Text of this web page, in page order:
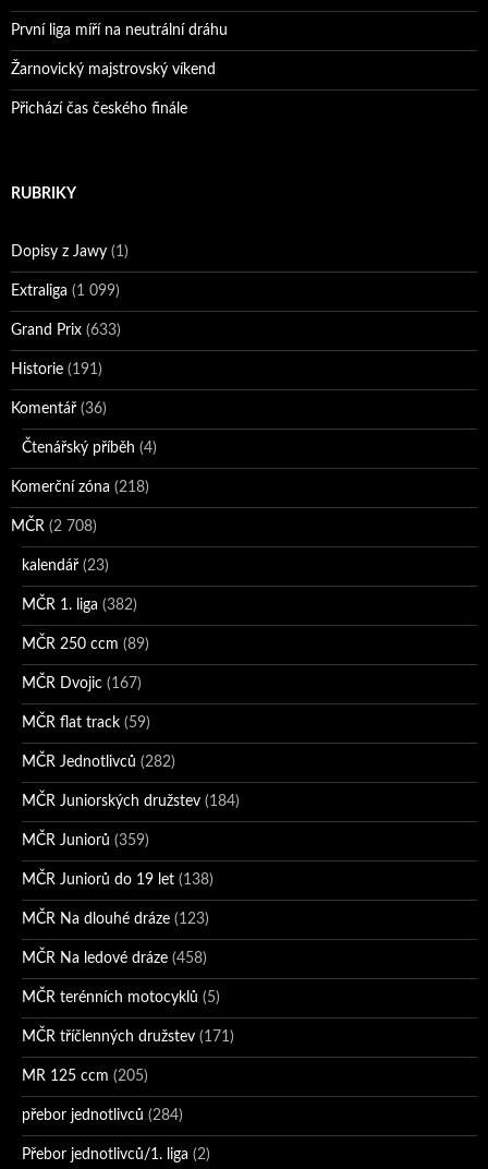
První liga míří na neutrální dráhu
Žarnovický majstrovský víkend
Přichází čas českého finále
RUBRIKY
Dopisy z Jawy (1)
Extraliga (1 099)
Grand Prix (633)
Historie (191)
Komentář (36)
Čtenářský příběh (4)
Komerční zóna (218)
MČR (2 708)
kalendář (23)
MČR 1. liga (382)
MČR 250 ccm (89)
MČR Dvojic (167)
MČR flat track (59)
MČR Jednotlivců (282)
MČR Juniorských družstev (184)
MČR Juniorů (359)
MČR Juniorů do 19 let (138)
MČR Na dlouhé dráze (123)
MČR Na ledové dráze (458)
MČR terénních motocyklů (5)
MČR tříčlenných družstev (171)
MR 125 ccm (205)
přebor jednotlivců (284)
Přebor jednotlivců/1. liga (2)